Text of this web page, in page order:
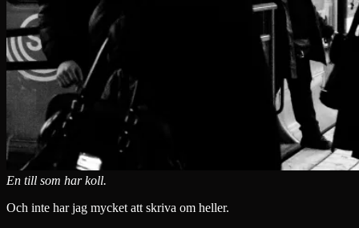
En till som har koll.
Och inte har jag mycket att skriva om heller.